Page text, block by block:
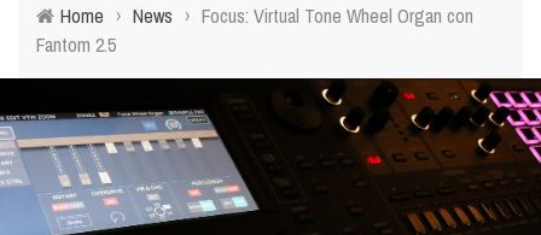
Home › News › Focus: Virtual Tone Wheel Organ con
Fantom 2.5